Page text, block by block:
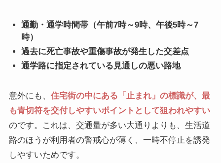
通勤・通学時間帯（午前7時～9時、午後5時～7
時）
過去に死亡事故や重傷事故が発生した交差点
通学路に指定されている見通しの悪い路地
意外にも、 住宅街の中にある「止まれ」の標識が、最
も青切符を交付しやすいポイントとして狙われやすい
のです。これは、交通量が多い大通りよりも、生活道
路のほうが利用者の警戒心が薄く、一時不停止を誘発
しやすいためです。